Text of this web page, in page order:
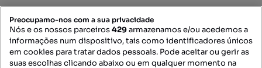
Mapa do Site
Preocupamo-nos com a sua privacidade
Nós e os nossos parceiros429armazenamos e/ou acedemos a
informações num dispositivo, tais como identificadores únicos
em cookies para tratar dados pessoais. Pode aceitar ou gerir as
suas escolhas clicando abaixo ou em qualquer momento na